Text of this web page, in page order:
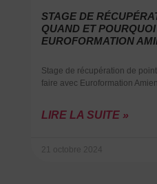
STAGE DE
QUAND ET
EUROFORMATION
Stage de récupération de
faire avec Euroformation
LIRE LA SUITE »
21 octobre 2024